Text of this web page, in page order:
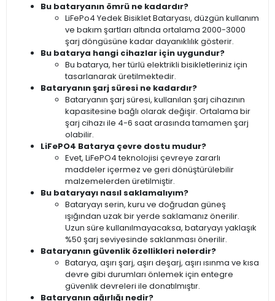
Bu bataryanın ömrü ne kadardır?
LiFePo4 Yedek Bisiklet Bataryası, düzgün kullanım
ve bakım şartları altında ortalama 2000-3000
şarj döngüsüne kadar dayanıklılık gösterir.
Bu batarya hangi cihazlar için uygundur?
Bu batarya, her türlü elektrikli bisikletleriniz için
tasarlanarak üretilmektedir.
Bataryanın şarj süresi ne kadardır?
Bataryanın şarj süresi, kullanılan şarj cihazının
kapasitesine bağlı olarak değişir. Ortalama bir
şarj cihazı ile 4-6 saat arasında tamamen şarj
olabilir.
LiFePO4 Batarya çevre dostu mudur?
Evet, LiFePO4 teknolojisi çevreye zararlı
maddeler içermez ve geri dönüştürülebilir
malzemelerden üretilmiştir.
Bu bataryayı nasıl saklamalıyım?
Bataryayı serin, kuru ve doğrudan güneş
ışığından uzak bir yerde saklamanız önerilir.
Uzun süre kullanılmayacaksa, bataryayı yaklaşık
%50 şarj seviyesinde saklanması önerilir.
Bataryanın güvenlik özellikleri nelerdir?
Batarya, aşırı şarj, aşırı deşarj, aşırı ısınma ve kısa
devre gibi durumları önlemek için entegre
güvenlik devreleri ile donatılmıştır.
Bataryanın ağırlığı nedir?